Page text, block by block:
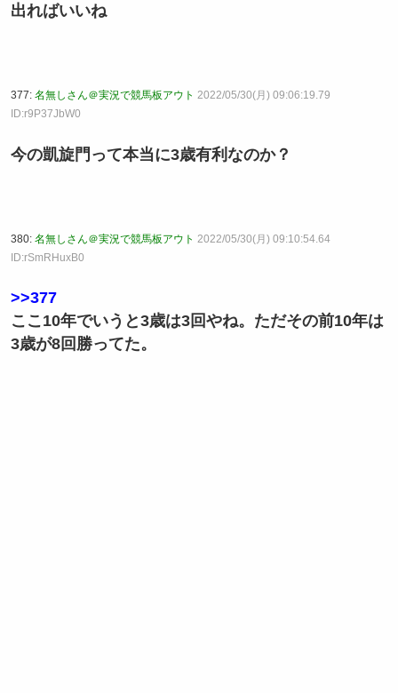
出ればいいね
377: 名無しさん＠実況で競馬板アウト 2022/05/30(月) 09:06:19.79
ID:r9P37JbW0
今の凱旋門って本当に3歳有利なのか？
380: 名無しさん＠実況で競馬板アウト 2022/05/30(月) 09:10:54.64
ID:rSmRHuxB0
>>377
ここ10年でいうと3歳は3回やね。ただその前10年は
3歳が8回勝ってた。